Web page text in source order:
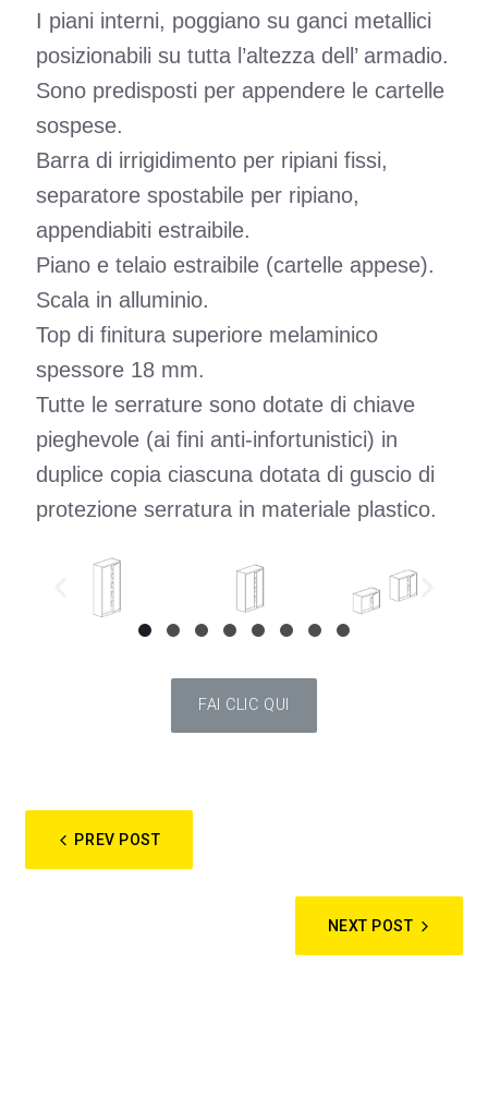
I piani interni, poggiano su ganci metallici
posizionabili su tutta l’altezza dell’ armadio.
Sono predisposti per appendere le cartelle
sospese.
Barra di irrigidimento per ripiani fissi,
separatore spostabile per ripiano,
appendiabiti estraibile.
Piano e telaio estraibile (cartelle appese).
Scala in alluminio.
Top di finitura superiore melaminico
spessore 18 mm.
Tutte le serrature sono dotate di chiave
pieghevole (ai fini anti-infortunistici) in
duplice copia ciascuna dotata di guscio di
protezione serratura in materiale plastico.
FAI CLIC QUI
PREV POST
NEXT POST